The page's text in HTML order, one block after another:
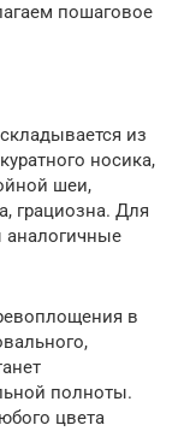
пошаговое
из
носика,
шеи,
грациозна. Для
аналогичные
в
полноты.
цвета